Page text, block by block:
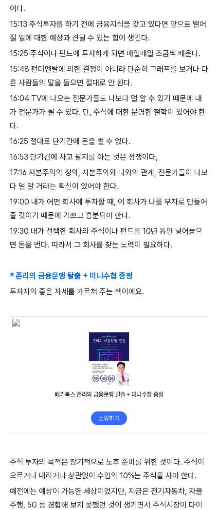
이다.
15:13 주식투자를 하기 전에 금융지식을 갖고 있다면 앞으로 벌어
질 일에 대한 예상과 견딜 수 있는 힘이 생긴다.
15:25 주식이나 펀드에 투자하게 되면 매일매일 조금씩 배운다.
15:48 펀더멘탈에 의한 결정이 아니라 단순히 그래프를 보거나 다
른 사람들의 말을 들으면 절대로 안 된다.
16:04 TV에 나오는 전문가들도 나보다 덜 알 수 있기 때문에 내
가 전문가가 될 수 있다. 단, 주식에 대한 분명한 철학이 있어야 한
다.
16:25 절대로 단기간에 돈을 벌 수 없다.
16:53 단기간에 사고 팔지를 아는 것은 점쟁이다,
17:16 자본주의의 정의 , 자본주의와 나와의 관계 , 전문가들이 나보
다 덜 알 거라는 확신이 있어야 한다.
19:00 내가 어떤 회사에 투자할 때, 이 회사가 나를 부자로 만들어
줄 것이기 때문에 기쁘고 흥분되야 한다.
19:30 내가 선택한 회사의 주식이나 펀드를 10년 동안 넣어놓으
면 돈을 번다. 따라서 그 회사를 찾는 노력이 필요하다.
* 존리의 금융문맹 탈출 + 미니수첩 증정
투자자의 좋은 자세를 가르쳐 주는 책이에요.
주식 투자의 목적은 장기적으로 노후 준비를 위한 것이다. 주식이
오르거나 내리거나 상관없이 수입의 10%는 주식을 사야 한다.
예전에는 예상이 가능한 세상이었지만, 지금은 전기자동차, 자율
주행, 5G 등 경험해 보지 못했던 것이 생기면서 주식시장이 다이